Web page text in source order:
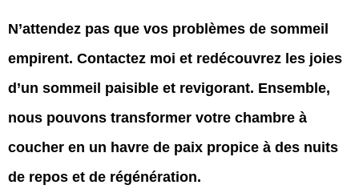
N’attendez pas que vos problèmes de sommeil
empirent. Contactez moi et redécouvrez les joies
d’un sommeil paisible et revigorant. Ensemble,
nous pouvons transformer votre chambre à
coucher en un havre de paix propice à des nuits
de repos et de régénération.